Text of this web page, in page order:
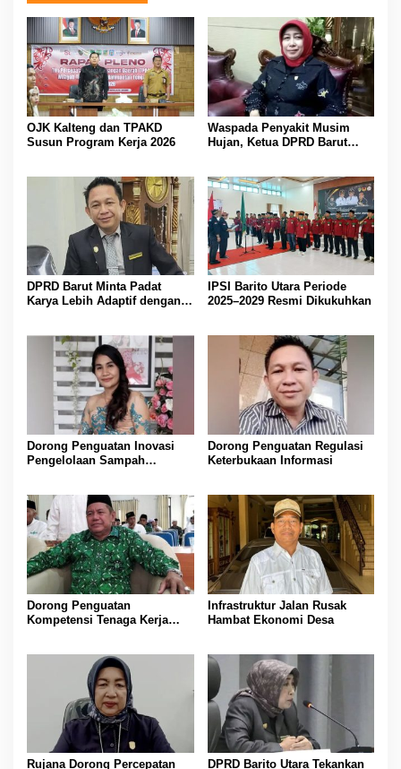
OJK Kalteng dan TPAKD
Susun Program Kerja 2026
Waspada Penyakit Musim
Hujan, Ketua DPRD Barut
DPRD Barut Minta Padat
Karya Lebih Adaptif dengan
IPSI Barito Utara Periode
2025–2029 Resmi Dikukuhkan
Dorong Penguatan Inovasi
Pengelolaan Sampah
Dorong Penguatan Regulasi
Keterbukaan Informasi
Dorong Penguatan
Kompetensi Tenaga Kerja
Infrastruktur Jalan Rusak
Hambat Ekonomi Desa
Rujana Dorong Percepatan DPRD Barito Utara Tekankan